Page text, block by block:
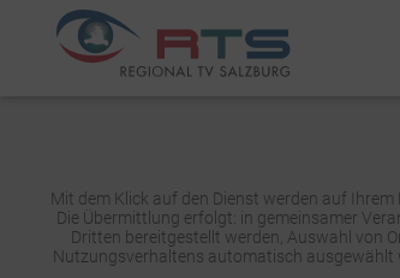
Mit dem Klick auf den Dienst werden auf
Die Übermittlung erfolgt: in gemeinsamer
Dritten bereitgestellt werden, Auswahl von
Nutzungsverhaltens automatisch ausgewählt